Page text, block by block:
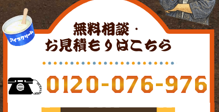
無料相談・
お見積もりはこちら
0120-076-976